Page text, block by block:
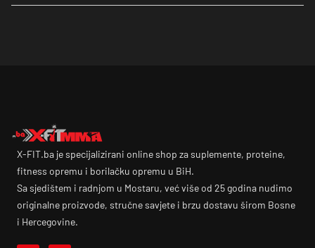
X-FIT.ba je specijalizirani online shop za suplemente, proteine,
fitness opremu i borilačku opremu u BiH.
Sa sjedištem i radnjom u Mostaru, već više od 25 godina nudimo
originalne proizvode, stručne savjete i brzu dostavu širom Bosne
i Hercegovine.